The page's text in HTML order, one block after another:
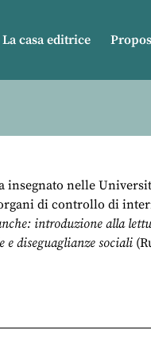
La casa editrice
insegnato nelle
di controllo di
introduzione alla
e diseguaglianze sociali